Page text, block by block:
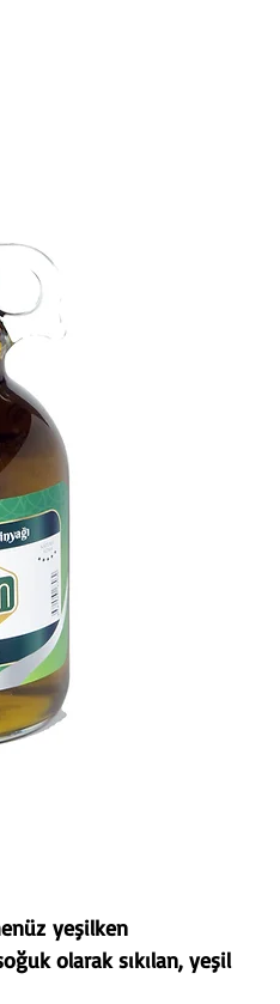
yeşilken
olarak sıkılan, yeşil